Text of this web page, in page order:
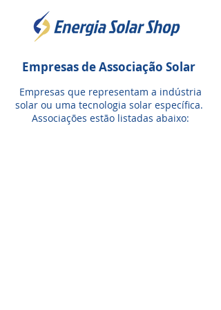
Empresas de Associação Solar
Empresas que representam a indústria
solar ou uma tecnologia solar específica.
Associações estão listadas abaixo: